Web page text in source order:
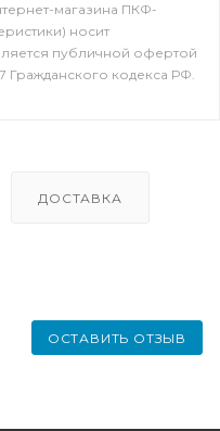
магазина ПКФ-
носит
публичной офертой
Гражданского кодекса РФ.
ДОСТАВКА
ОСТАВИТЬ ОТЗЫВ